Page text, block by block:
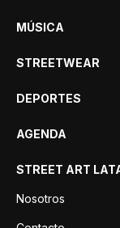
MÚSICA
STREETWEAR
DEPORTES
AGENDA
STREET ART
Nosotros